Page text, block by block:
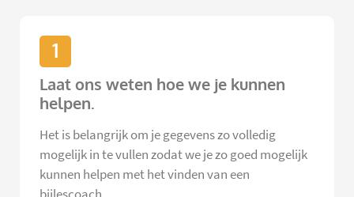
1
Laat ons weten hoe we je kunnen
helpen.
Het is belangrijk om je gegevens zo volledig
mogelijk in te vullen zodat we je zo goed mogelijk
kunnen helpen met het vinden van een